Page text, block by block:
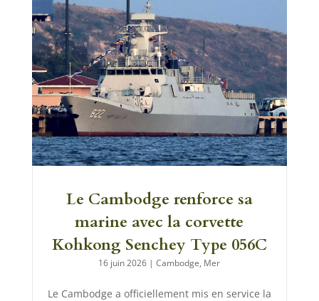
Le Cambodge renforce sa
marine avec la corvette
Kohkong Senchey Type 056C
16 juin 2026 |Cambodge, Mer
Le Cambodge a officiellement mis en service la